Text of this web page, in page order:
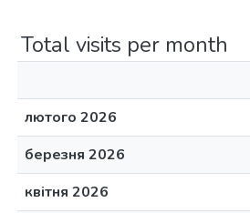
Total visits per month
лютого 2026
березня 2026
квітня 2026